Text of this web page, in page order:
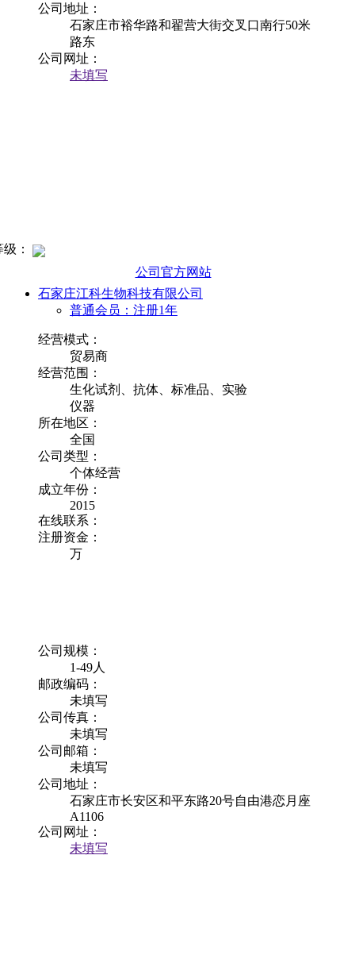
公司地址：
石家庄市裕华路和翟营大街交叉口南行50米
路东
公司网址：
未填写
：
公司官方网站
石家庄江科生物科技有限公司
普通会员：注册1年
经营模式：
贸易商
经营范围：
生化试剂、抗体、标准品、实验
仪器
所在地区：
全国
公司类型：
个体经营
成立年份：
2015
在线联系：
注册资金：
万
公司规模：
1-49人
邮政编码：
未填写
公司传真：
未填写
公司邮箱：
未填写
公司地址：
石家庄市长安区和平东路20号自由港恋月座
A1106
公司网址：
未填写